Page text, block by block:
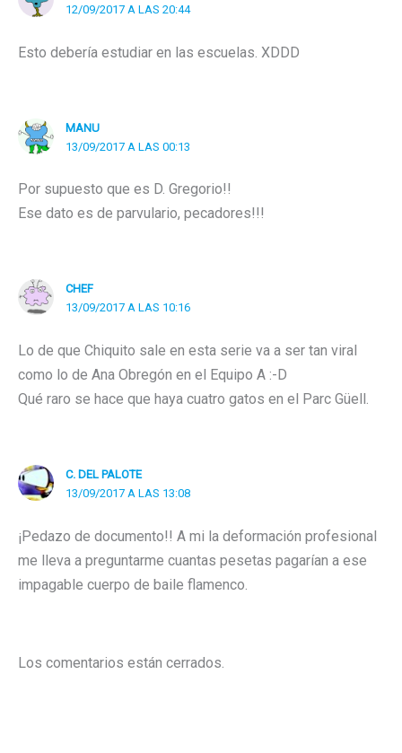
12/09/2017 A LAS 20:44
Esto debería estudiar en las escuelas. XDDD
MANU
13/09/2017 A LAS 00:13
Por supuesto que es D. Gregorio!!
Ese dato es de parvulario, pecadores!!!
CHEF
13/09/2017 A LAS 10:16
Lo de que Chiquito sale en esta serie va a ser tan viral
como lo de Ana Obregón en el Equipo A :-D
Qué raro se hace que haya cuatro gatos en el Parc Güell.
C. DEL PALOTE
13/09/2017 A LAS 13:08
¡Pedazo de documento!! A mi la deformación profesional
me lleva a preguntarme cuantas pesetas pagarían a ese
impagable cuerpo de baile flamenco.
Los comentarios están cerrados.